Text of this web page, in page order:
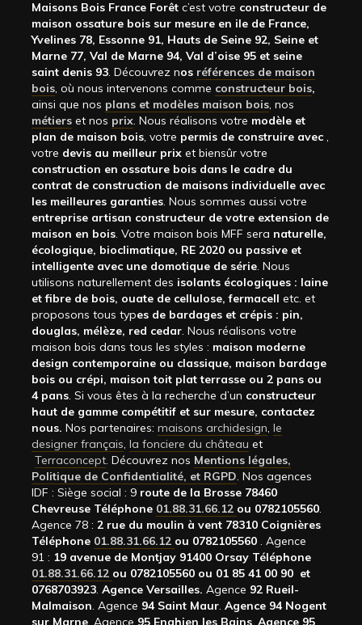
Maisons Bois France Forêt c’est votre constructeur de
maison ossature bois sur mesure en ile de France,
Yvelines 78, Essonne 91, Hauts de Seine 92, Seine et
Marne 77, Val de Marne 94, Val d’oise 95 et seine
saint denis 93. Découvrez nos références de maison
bois, où nous intervenons comme constructeur bois,
ainsi que nos plans et modèles maison bois, nos
métiers et nos prix. Nous réalisons votre modèle et
plan de maison bois, votre permis de construire avec ,
votre devis au meilleur prix et biensûr votre
construction en ossature bois dans le cadre du
contrat de construction de maisons individuelle avec
les meilleures garanties. Nous sommes aussi votre
entreprise artisan constructeur de votre extension de
maison en bois. Votre maison bois MFF sera naturelle,
écologique, bioclimatique, RE 2020 ou passive et
intelligente avec une domotique de série. Nous
utilisons naturellement des isolants écologiques : laine
et fibre de bois, ouate de cellulose, fermacell etc. et
proposons tous types de bardages et crépis : pin,
douglas, mélèze, red cedar. Nous réalisons votre
maison bois dans tous les styles : maison moderne
design contemporaine ou classique, maison bardage
bois ou crépi, maison toit plat terrasse ou 2 pans ou
4 pans. Si vous êtes à la recherche d’un constructeur
haut de gamme compétitif et sur mesure, contactez
nous. Nos partenaires: maisons archidesign, le
designer français, la fonciere du château et
Terraconcept. Découvrez nos Mentions légales,
Politique de Confidentialité, et RGPD. Nos agences
IDF : Siège social : 9 route de la Brosse 78460
Chevreuse Téléphone 01.88.31.66.12 ou 0782105560.
Agence 78 : 2 rue du moulin à vent 78310 Coignières
Téléphone 01.88.31.66.12 ou 0782105560 . Agence
91 : 19 avenue de Montjay 91400 Orsay Téléphone
01.88.31.66.12 ou 0782105560 ou 01 85 41 00 90 et
0768703923. Agence Versailles. Agence 92 Rueil-
Malmaison. Agence 94 Saint Maur. Agence 94 Nogent
sur Marne . Agence 95 Enghien les Bains Agence 95